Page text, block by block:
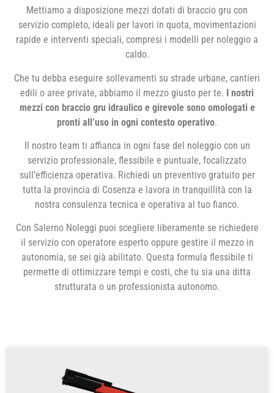
Mettiamo a disposizione mezzi dotati di braccio gru con
servizio completo, ideali per lavori in quota, movimentazioni
rapide e interventi speciali, compresi i modelli per noleggio a
caldo.
Che tu debba eseguire sollevamenti su strade urbane, cantieri
edili o aree private, abbiamo il mezzo giusto per te. I nostri
mezzi con braccio gru idraulico e girevole sono omologati e
pronti all’uso in ogni contesto operativo.
Il nostro team ti affianca in ogni fase del noleggio con un
servizio professionale, flessibile e puntuale, focalizzato
sull’efficienza operativa. Richiedi un preventivo gratuito per
tutta la provincia di Cosenza e lavora in tranquillità con la
nostra consulenza tecnica e operativa al tuo fianco.
Con Salerno Noleggi puoi scegliere liberamente se richiedere
il servizio con operatore esperto oppure gestire il mezzo in
autonomia, se sei già abilitato. Questa formula flessibile ti
permette di ottimizzare tempi e costi, che tu sia una ditta
strutturata o un professionista autonomo.